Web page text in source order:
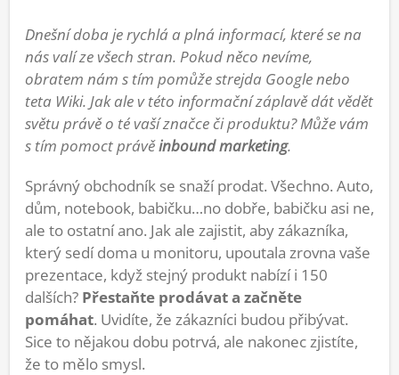
Dnešní doba je rychlá a plná informací, které se na
nás valí ze všech stran. Pokud něco nevíme,
obratem nám s tím pomůže strejda Google nebo
teta Wiki. Jak ale v této informační záplavě dát vědět
světu právě o té vaší značce či produktu? Může vám
s tím pomoct právěinbound marketing.
Správný obchodník se snaží prodat. Všechno. Auto,
dům, notebook, babičku…no dobře, babičku asi ne,
ale to ostatní ano. Jak ale zajistit, aby zákazníka,
který sedí doma u monitoru, upoutala zrovna vaše
prezentace, když stejný produkt nabízí i 150
dalších? Přestaňte prodávat a začněte
pomáhat. Uvidíte, že zákazníci budou přibývat.
Sice to nějakou dobu potrvá, ale nakonec zjistíte,
že to mělo smysl.